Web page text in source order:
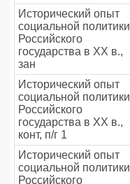
Исторический опыт
социальной политики
Российского
государства в XX в.,
зан
Исторический опыт
социальной политики
Российского
государства в XX в.,
конт, п/г 1
Исторический опыт
социальной политики
Российского